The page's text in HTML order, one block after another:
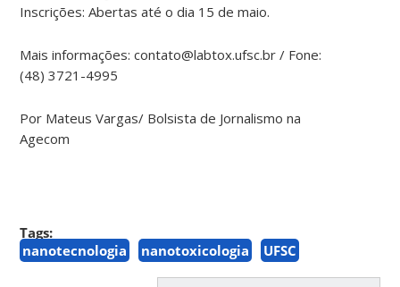
Inscrições: Abertas até o dia 15 de maio.
Mais informações: contato@labtox.ufsc.br / Fone:
(48) 3721-4995
Por Mateus Vargas/ Bolsista de Jornalismo na
Agecom
Tags:
nanotecnologia
nanotoxicologia UFSC